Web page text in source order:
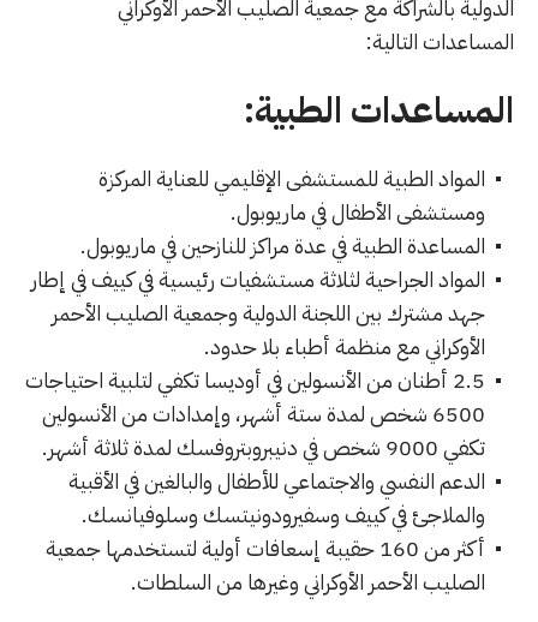
الدولية بالشراكة مع جمعية الصليب الأحمر الأوكراني
المساعدات التالية:
المساعدات الطبية:
المواد الطبية للمستشفى الإقليمي للعناية المركزة
ومستشفى الأطفال في ماريوبول.
المساعدة الطبية في عدة مراكز للنازحين في ماريوبول.
المواد الجراحية لثلاثة مستشفيات رئيسية في كييف في إطار
جهد مشترك بين اللجنة الدولية وجمعية الصليب الأحمر
الأوكراني مع منظمة أطباء بلا حدود.
2.5 أطنان من الأنسولين في أوديسا تكفي لتلبية احتياجات
6500 شخص لمدة ستة أشهر، وإمدادات من الأنسولين
تكفي 9000 شخص في دنيبروبتروفسك لمدة ثلاثة أشهر.
الدعم النفسي والاجتماعي للأطفال والبالغين في الأقبية
والملاجئ في كييف وسفيرودونيتسك وسلوفيانسك.
أكثر من 160 حقيبة إسعافات أولية لتستخدمها جمعية
الصليب الأحمر الأوكراني وغيرها من السلطات.